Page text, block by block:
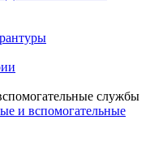
службы
и вспомогательные